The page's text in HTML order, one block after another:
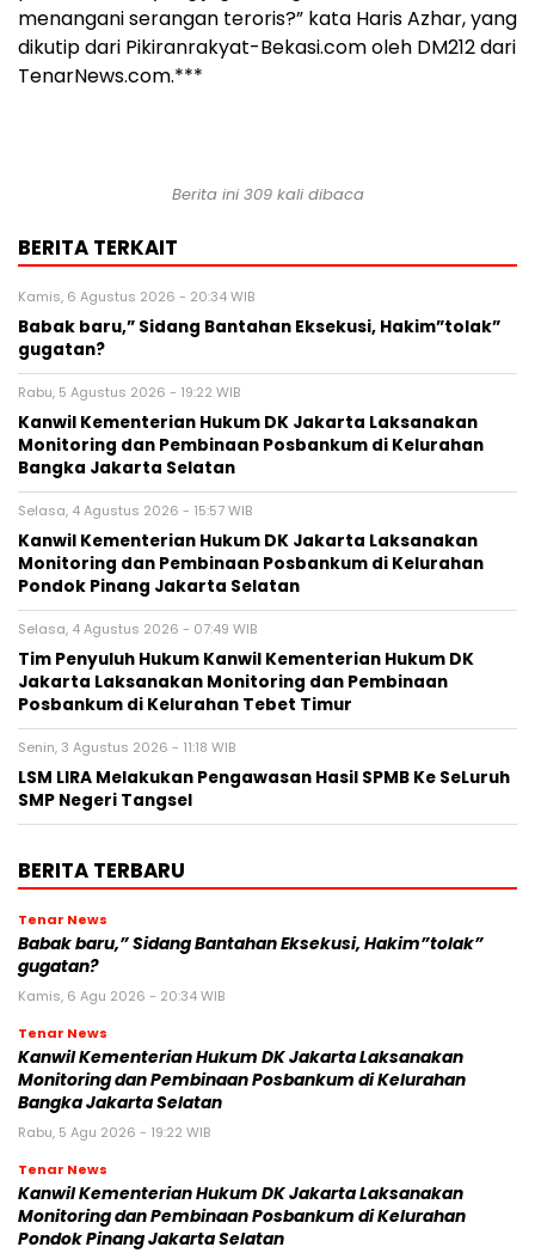
menangani serangan teroris?” kata Haris Azhar, yang
dikutip dari Pikiranrakyat-Bekasi.com oleh DM212 dari
TenarNews.com.***
Berita ini 309 kali dibaca
BERITA TERKAIT
Kamis, 6 Agustus 2026 - 20:34 WIB
Babak baru,” Sidang Bantahan Eksekusi, Hakim”tolak”
gugatan?
Rabu, 5 Agustus 2026 - 19:22 WIB
Kanwil Kementerian Hukum DK Jakarta Laksanakan
Monitoring dan Pembinaan Posbankum di Kelurahan
Bangka Jakarta Selatan
Selasa, 4 Agustus 2026 - 15:57 WIB
Kanwil Kementerian Hukum DK Jakarta Laksanakan
Monitoring dan Pembinaan Posbankum di Kelurahan
Pondok Pinang Jakarta Selatan
Selasa, 4 Agustus 2026 - 07:49 WIB
Tim Penyuluh Hukum Kanwil Kementerian Hukum DK
Jakarta Laksanakan Monitoring dan Pembinaan
Posbankum di Kelurahan Tebet Timur
Senin, 3 Agustus 2026 - 11:18 WIB
LSM LIRA Melakukan Pengawasan Hasil SPMB Ke SeLuruh
SMP Negeri Tangsel
BERITA TERBARU
Tenar News
Babak baru,” Sidang Bantahan Eksekusi, Hakim”tolak”
gugatan?
Kamis, 6 Agu 2026 - 20:34 WIB
Tenar News
Kanwil Kementerian Hukum DK Jakarta Laksanakan
Monitoring dan Pembinaan Posbankum di Kelurahan
Bangka Jakarta Selatan
Rabu, 5 Agu 2026 - 19:22 WIB
Tenar News
Kanwil Kementerian Hukum DK Jakarta Laksanakan
Monitoring dan Pembinaan Posbankum di Kelurahan
Pondok Pinang Jakarta Selatan